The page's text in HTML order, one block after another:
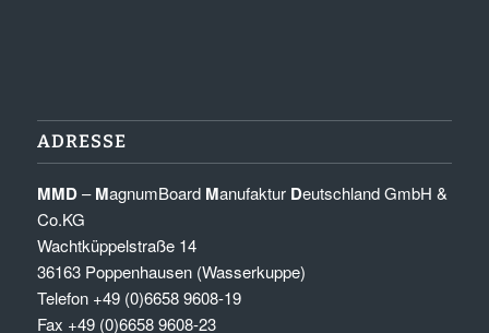
ADRESSE
MMD–MagnumBoard Manufaktur Deutschland GmbH &
Co.KG
Wachtküppelstraße 14
36163 Poppenhausen (Wasserkuppe)
Telefon +49 (0)6658 9608-19
Fax +49 (0)6658 9608-23